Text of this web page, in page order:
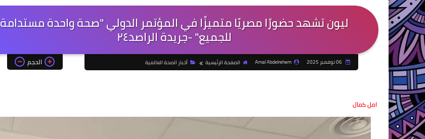
ليون تشهد حضورًا مصريًا متميزًا في المؤتمر الدولي "صحة واحدة مستدامة
للجميع" -جريدة الراصد٢٤
Amal Abdelrehem الصفحة الرئيسية أخبار الصحة العالمية الحجم
امل كمال